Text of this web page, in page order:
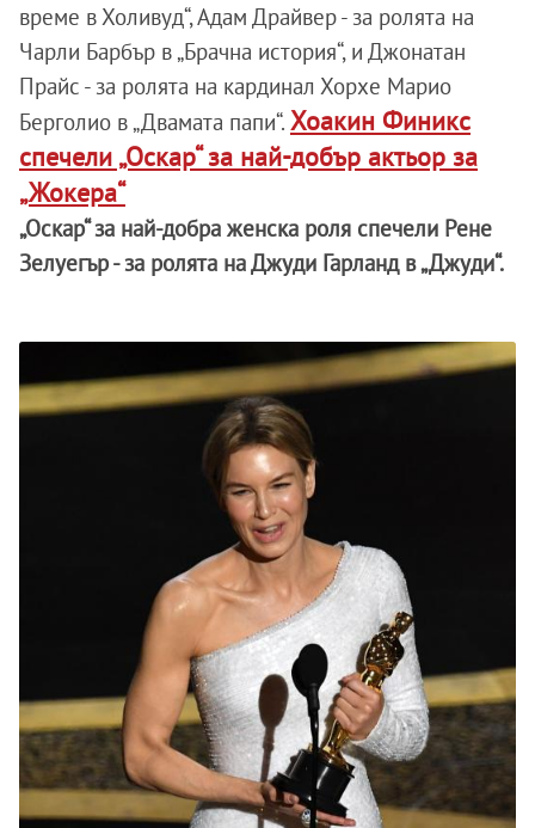
време в Холивуд“, Адам Драйвер - за ролята на
Чарли Барбър в „Брачна история“, и Джонатан
Прайс - за ролята на кардинал Хорхе Марио
Берголио в „Двамата папи“. Хоакин Финикс
спечели „Оскар“ за най-добър актьор за
„Жокера“
„Оскар“ за най-добра женска роля спечели Рене
Зелуегър - за ролята на Джуди Гарланд в „Джуди“.